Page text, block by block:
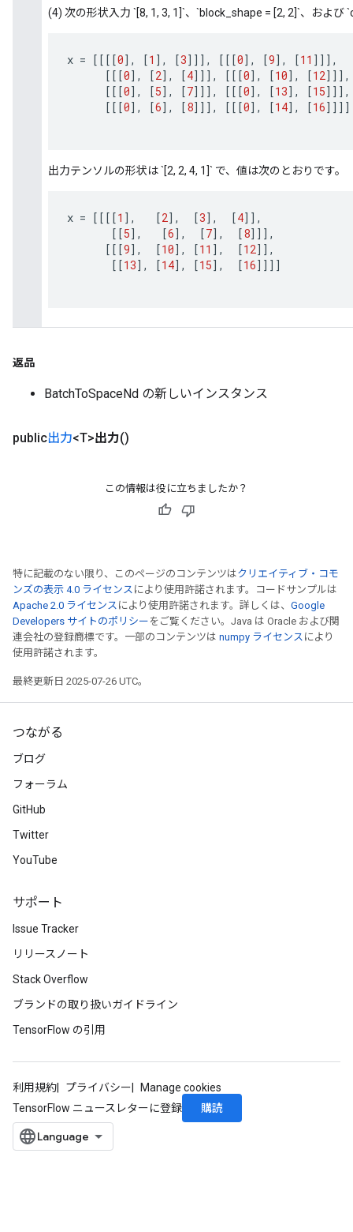
(4) 次の形状入力 `[8, 1, 3, 1]`、`block_shape = [2, 2]`、および
x = [[[[0] , [1 ] , [3]]] , [[[0] , [9] , [11 ]]] ,
[[[0] , [2] , [4]]] , [[[0] , [10] , [12]]] ,
[[[0] , [5] , [7]]] , [[[0] , [13] , [15]]] ,
[[[0] , [6] , [8]]] , [[[0] , [14] , [16]]]]
出力テンソルの形状は `[2, 2, 4, 1]` で、値は次のとおりです。
x = [[[[1 ] , [2] , [3] , [4]] ,
[[5] , [6] , [7] , [8]]] ,
[[[9] , [10] , [11 ] , [12]] ,
[[13] , [14] , [15] , [16]]]]
返品
BatchToSpaceNd の新しいインスタンス
public出力<T>出力()
この情報は役に立ちましたか？
特に記載のない限り、このページのコンテンツはクリエイティブ・コモ
ンズの表示 4.0 ライセンス により使用許諾されます。コードサンプルは
Apache 2.0 ライセンス により使用許諾されます。詳しくは、 Google
Developers サイトのポリシー をご覧ください。Java は Oracle および関
連会社の登録商標です。一部のコンテンツは numpy ライセンス により
使用許諾されます。
最終更新日 2025-07-26 UTC。
つながる
ブログ
フォーラム
GitHub
Twitter
YouTube
サポート
Issue Tracker
リリースノート
Stack Overflow
ブランドの取り扱いガイドライン
TensorFlow の引用
利用規約 プライバシー
Manage cookies
TensorFlow ニュースレターに登録
購読